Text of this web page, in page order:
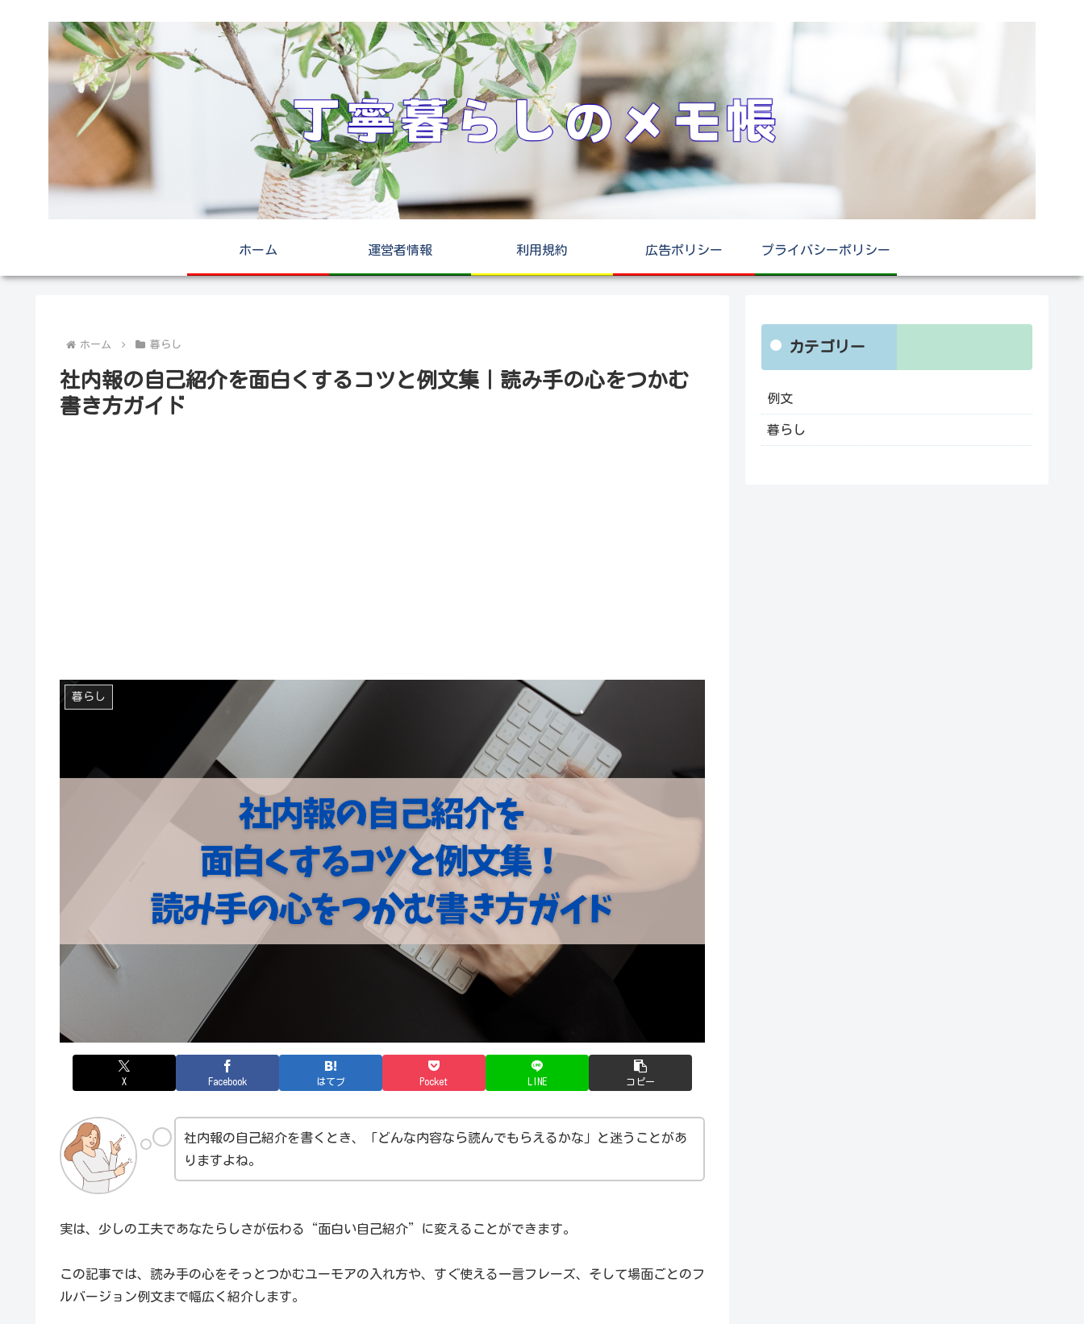
ホーム 運営者情報 利用規約 広告ポリシー プライバシーポリシー
ホーム 暮らし
社内報の自己紹介を面白くするコツと例文集｜読み手の心をつかむ
書き方ガイド
暮らし
X Facebook はてブ Pocket LINE コピー
社内報の自己紹介を書くとき、「どんな内容なら読んでもらえるかな」と迷うことがあ
りますよね。
実は、少しの工夫であなたらしさが伝わる“面白い自己紹介”に変えることができます。
この記事では、読み手の心をそっとつかむユーモアの入れ方や、すぐ使える一言フレーズ、そして場面ごとのフ
ルバージョン例文まで幅広く紹介します。
カテゴリー
例文
暮らし